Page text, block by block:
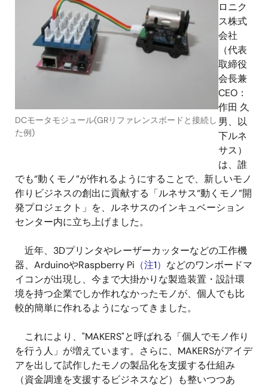
DCモータモジュール(GRリファレンスボードと接続し
た例)
ロニク
ス株式
会社
（代表
取締役
会長兼
CEO：
作田 久
男、以
下ルネ
サス）
は、誰
でも“動くモノ”が作れるようにすることで、新しいモノ
作りビジネスの創出に貢献する「ルネサス“動くモノ”開
発プロジェクト」を、ルネサスのインキュベーション
センター内に立ち上げました。
近年、3Dプリンタやレーザーカッターなどの工作機
器、ArduinoやRaspberry Pi （注1） などのワンボードマ
イコンが出現し、今まで大掛かりな製造装置・設計環
境を持つ企業でしか作れなかったモノが、個人でも比
較的簡単に作れるようになってきました。
これにより、"MAKERS"と呼ばれる「個人でモノ作り
を行う人」が増えています。さらに、MAKERSがアイデ
アを出して試作したモノの製品化を支援する仕組み
（資金調達を支援するビジネスなど）も整いつつあ